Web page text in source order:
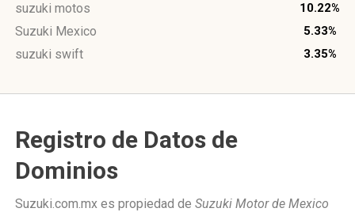
suzuki motos 10.22%
Suzuki Mexico 5.33%
suzuki swift 3.35%
Registro de Datos de
Dominios
Suzuki.com.mx es propiedad de Suzuki Motor de Mexico